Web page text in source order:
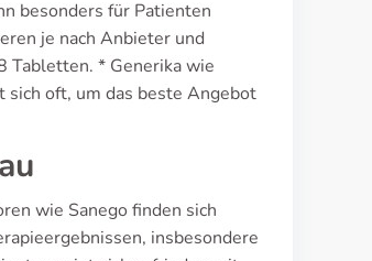
besonders für Patienten
je nach Anbieter und
Tabletten. * Generika wie
sich oft, um das beste Angebot
wie Sanego finden sich
insbesondere